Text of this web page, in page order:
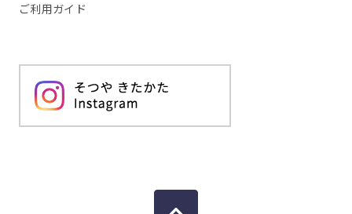
ご利用ガイド